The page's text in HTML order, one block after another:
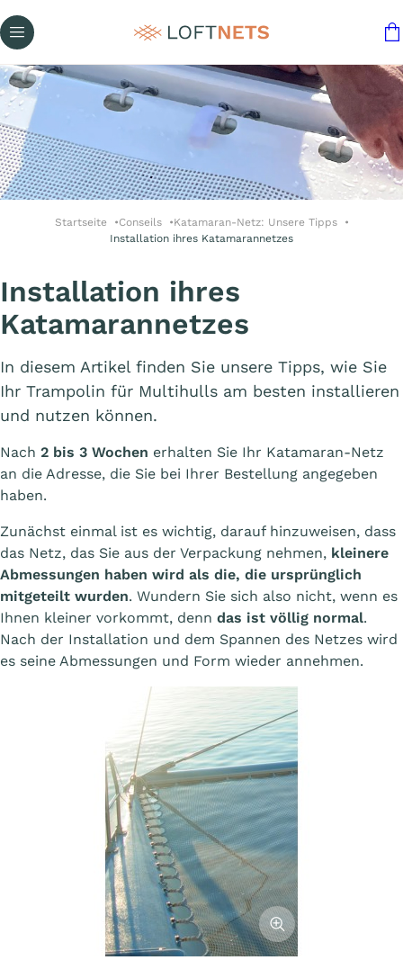
Startseite Conseils
Katamaran-Netz: Unsere Tipps
Installation ihres Katamarannetzes
Installation ihres
Katamarannetzes
In diesem Artikel finden Sie unsere Tipps, wie Sie
Ihr Trampolin für Multihulls am besten installieren
und nutzen können.
Nach 2 bis 3 Wochen erhalten Sie Ihr Katamaran-Netz
an die Adresse, die Sie bei Ihrer Bestellung angegeben
haben.
Zunächst einmal ist es wichtig, darauf hinzuweisen, dass
das Netz, das Sie aus der Verpackung nehmen, kleinere
Abmessungen haben wird als die, die ursprünglich
mitgeteilt wurden. Wundern Sie sich also nicht, wenn es
Ihnen kleiner vorkommt, denn das ist völlig normal.
Nach der Installation und dem Spannen des Netzes wird
es seine Abmessungen und Form wieder annehmen.
Afficher l'image